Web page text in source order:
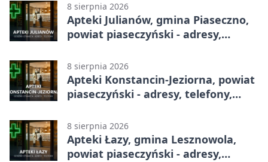
8 sierpnia 2026
Apteki Julianów, gmina Piaseczno,
powiat piaseczyński - adresy,
8 sierpnia 2026
Apteki Konstancin-Jeziorna, powiat
piaseczyński - adresy, telefony,
8 sierpnia 2026
Apteki Łazy, gmina Lesznowola,
powiat piaseczyński - adresy,